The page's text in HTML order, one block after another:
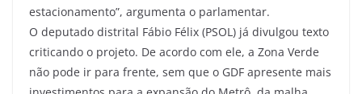
estacionamento”, argumenta o parlamentar.
O deputado distrital Fábio Félix (PSOL) já divulgou texto
criticando o projeto. De acordo com ele, a Zona Verde
não pode ir para frente, sem que o GDF apresente mais